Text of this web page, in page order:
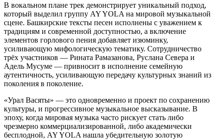
В вокальном плане трек демонстрирует уникальный подход,
который выделил группу AY YOLA на мировой музыкальной
сцене. Башкирские тексты песен исполнены с уважением к
традициям и современной доступностью, а включение
элементов горлового пения добавляет изюминку,
усиливающую мифологическую тематику. Сотрудничество
трёх участников — Рината Рамазанова, Руслана Севера и
Адель Мусуме — привносит в исполнение семейную
аутентичность, усиливающую передачу культурных знаний из
поколения в поколение.
«Урал Васяты» — это одновременно и проект по сохранению
культуры, и прогрессивное музыкальное высказывание. В
эпоху, когда мировая музыка часто рискует стать либо
чрезмерно коммерциализированной, либо академически
бесплодной, AY YOLA нашла убедительную золотую